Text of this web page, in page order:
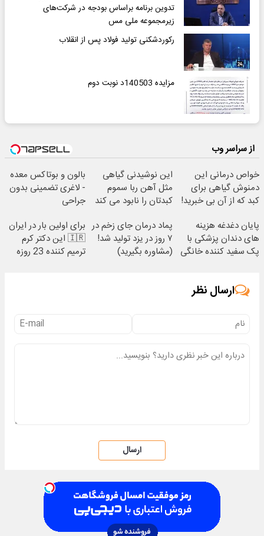
تدوین برنامه براساس بودجه در شرکت‌های
زیرمجموعه ملی مس
رکوردشکنی تولید فولاد پس از انقلاب
مزایده 140503د نوبت دوم
از سراسر وب
خواص درمانی این
دمنوش گیاهی برای
کبد که از آن بی خبرید!
این نوشیدنی گیاهی
مثل آهن ربا سموم
کبدتان را نابود می کند
بالون و بوتاکس معده
- لاغری تضمینی بدون
جراحی
پایان دغدغه هزینه
های دندان پزشکی با
پک سفید کننده خانگی
پماد درمان جای زخم در
۷ روز در یزد تولید شد!
(مشاوره بگیرید)
برای اولین بار در ایران
🇮🇷 این دکتر کرم
ترمیم کننده 23 روزه
ارسال نظر
ارسال